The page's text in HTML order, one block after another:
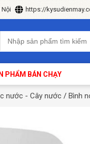
Nội https://
PHẨM BÁN CHẠY
nước - Cây nước / Bình